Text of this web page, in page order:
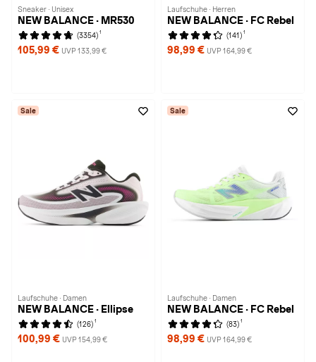
Sneaker · Unisex
NEW BALANCE · MR530
(3354) 1
105,99 € UVP 133,99 €
Laufschuhe · Herren
NEW BALANCE · FC Rebel
(141) 1
98,99 € UVP 164,99 €
Sale
Laufschuhe · Damen
NEW BALANCE · Ellipse
(126) 1
100,99 € UVP 154,99 €
Sale
Laufschuhe · Damen
NEW BALANCE · FC Rebel
(83) 1
98,99 € UVP 164,99 €